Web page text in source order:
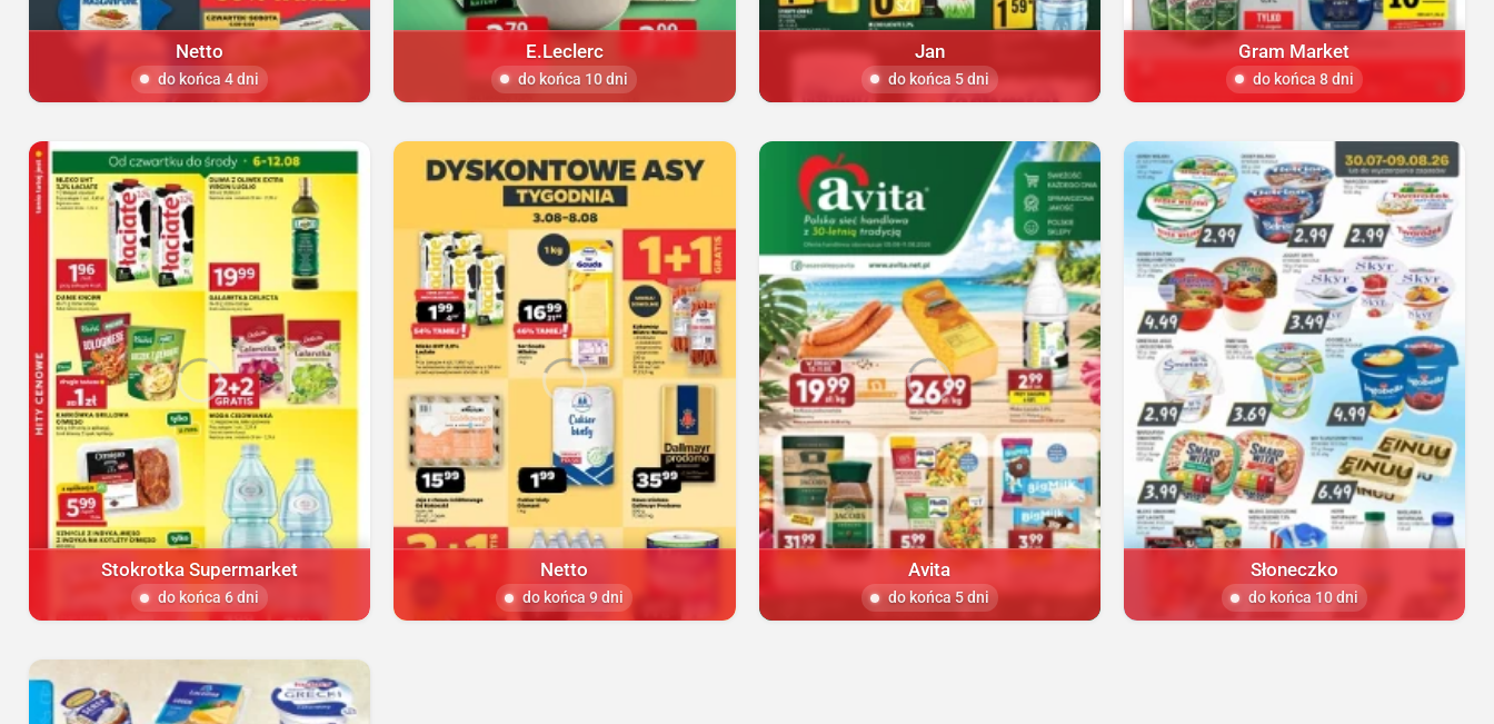
Netto
do końca 4 dni
E.Leclerc
do końca 10 dni
Jan
do końca 5 dni
Gram Market
do końca 8 dni
Stokrotka Supermarket
do końca 6 dni
Netto
do końca 9 dni
Avita
do końca 5 dni
Słoneczko
do końca 10 dni